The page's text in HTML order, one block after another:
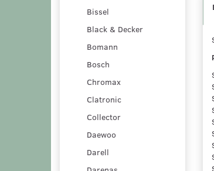
Bissel
Black & Decker
Bomann
Bosch
Chromax
Clatronic
Collector
Daewoo
Darell